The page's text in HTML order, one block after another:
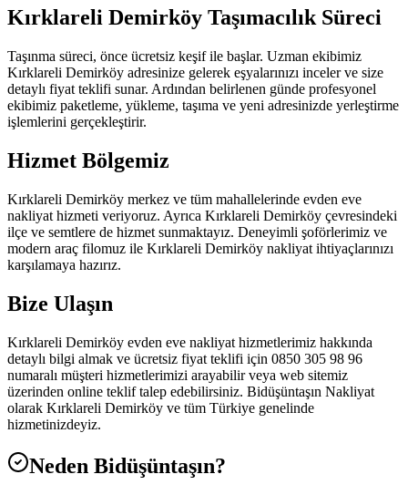
Kırklareli Demirköy Taşımacılık Süreci
Taşınma süreci, önce ücretsiz keşif ile başlar. Uzman ekibimiz
Kırklareli Demirköy adresinize gelerek eşyalarınızı inceler ve size
detaylı fiyat teklifi sunar. Ardından belirlenen günde profesyonel
ekibimiz paketleme, yükleme, taşıma ve yeni adresinizde yerleştirme
işlemlerini gerçekleştirir.
Hizmet Bölgemiz
Kırklareli Demirköy merkez ve tüm mahallelerinde evden eve
nakliyat hizmeti veriyoruz. Ayrıca Kırklareli Demirköy çevresindeki
ilçe ve semtlere de hizmet sunmaktayız. Deneyimli şoförlerimiz ve
modern araç filomuz ile Kırklareli Demirköy nakliyat ihtiyaçlarınızı
karşılamaya hazırız.
Bize Ulaşın
Kırklareli Demirköy evden eve nakliyat hizmetlerimiz hakkında
detaylı bilgi almak ve ücretsiz fiyat teklifi için 0850 305 98 96
numaralı müşteri hizmetlerimizi arayabilir veya web sitemiz
üzerinden online teklif talep edebilirsiniz. Bidüşüntaşın Nakliyat
olarak Kırklareli Demirköy ve tüm Türkiye genelinde
hizmetinizdeyiz.
Neden Bidüşüntaşın?